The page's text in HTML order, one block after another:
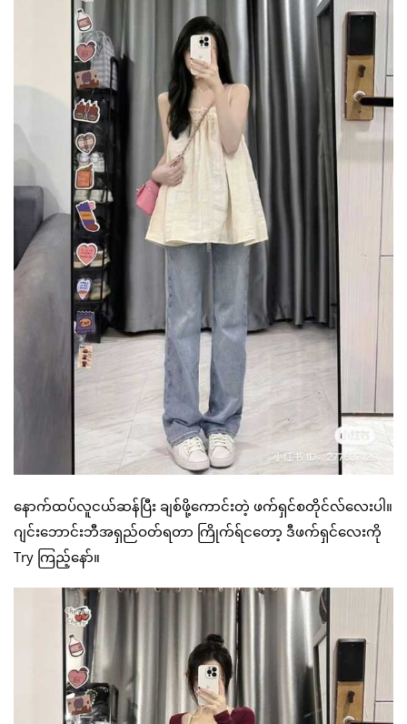
နောက်ထပ်လူငယ်ဆန်ပြီး ချစ်ဖို့ကောင်းတဲ့ ဖက်ရှင်စတိုင်လ်လေးပါ။
ဂျင်းဘောင်းဘီအရှည်ဝတ်ရတာ ကြိုက်ရ်ငတော့ ဒီဖက်ရှင်လေးကို
Try ကြည့်နော်။